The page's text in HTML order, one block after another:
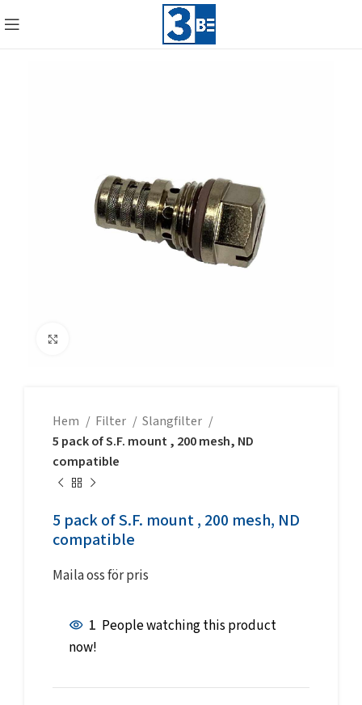
Hem Filter
Slangfilter
5 pack of S.F. mount , 200 mesh, ND
compatible
5 pack of S.F. mount , 200 mesh, ND
compatible
Maila oss för pris
1 People watching this product
now!